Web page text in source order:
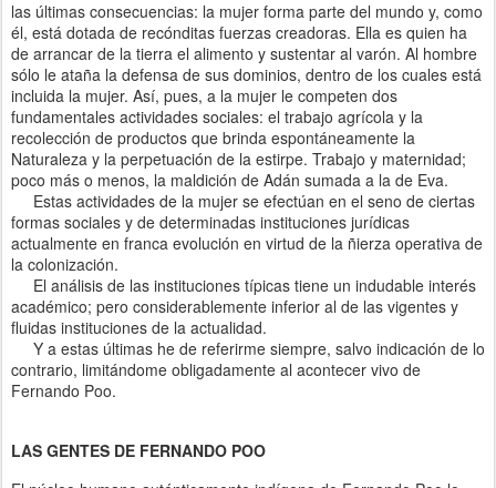
las últimas consecuencias: la mujer forma parte del mundo y, como
él, está dotada de recónditas fuerzas creadoras. Ella es quien ha
de arrancar de la tierra el alimento y sustentar al varón. Al hombre
sólo le ataña la defensa de sus dominios, dentro de los cuales está
incluida la mujer. Así, pues, a la mujer le competen dos
fundamentales actividades sociales: el trabajo agrícola y la
recolección de productos que brinda espontáneamente la
Naturaleza y la perpetuación de la estirpe. Trabajo y maternidad;
poco más o menos, la maldición de Adán sumada a la de Eva.
Estas actividades de la mujer se efectúan en el seno de ciertas
formas sociales y de determinadas instituciones jurídicas
actualmente en franca evolución en virtud de la ñierza operativa de
la colonización.
El análisis de las instituciones típicas tiene un indudable interés
académico; pero considerablemente inferior al de las vigentes y
fluidas instituciones de la actualidad.
Y a estas últimas he de referirme siempre, salvo indicación de lo
contrario, limitándome obligadamente al acontecer vivo de
Fernando Poo.
LAS GENTES DE FERNANDO POO